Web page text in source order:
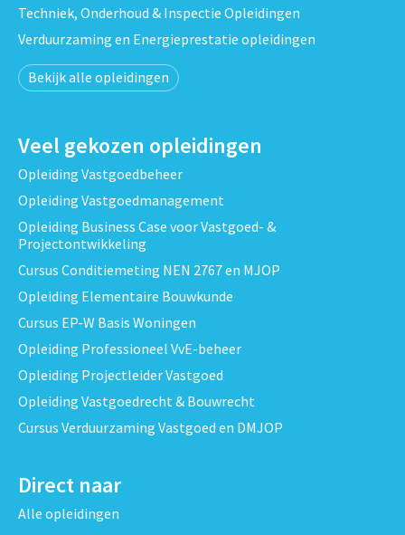
Techniek, Onderhoud & Inspectie Opleidingen
Verduurzaming en Energieprestatie opleidingen
Bekijk alle opleidingen
Veel gekozen opleidingen
Opleiding Vastgoedbeheer
Opleiding Vastgoedmanagement
Opleiding Business Case voor Vastgoed- &
Projectontwikkeling
Cursus Conditiemeting NEN 2767 en MJOP
Opleiding Elementaire Bouwkunde
Cursus EP-W Basis Woningen
Opleiding Professioneel VvE-beheer
Opleiding Projectleider Vastgoed
Opleiding Vastgoedrecht & Bouwrecht
Cursus Verduurzaming Vastgoed en DMJOP
Direct naar
Alle opleidingen